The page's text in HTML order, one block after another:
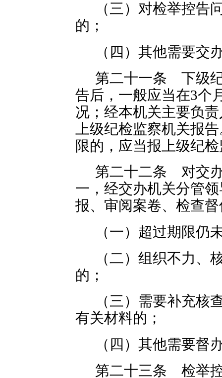
（三）对检举控告
的；
（四）其他需要交
第二十一条 下级
告后，一般应当在3个
况；经本机关主要负
上级纪检监察机关报
限的，应当报上级纪
第二十二条 对交
一，经交办机关分管
报、审阅案卷、检查
（一）超过期限仍
（二）组织不力、
的；
（三）需要补充核
有关材料的；
（四）其他需要督
第二十三条 检举